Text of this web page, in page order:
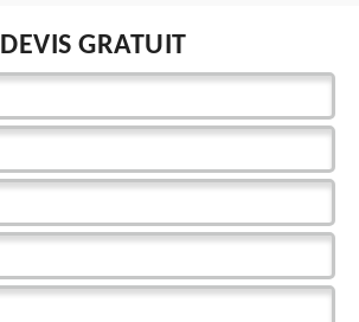
DEVIS GRATUIT